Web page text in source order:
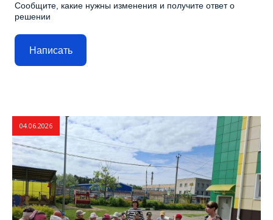
Сообщите, какие нужны изменения и получите ответ о
решении
Написать
04.06.2026